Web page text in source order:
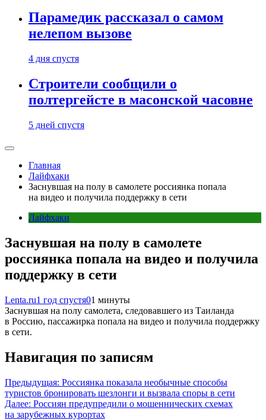
Парамедик рассказал о самом
нелепом вызове
4 дня спустя
Строители сообщили о
полтергейсте в масонской часовне
5 дней спустя
Главная
Лайфхаки
Заснувшая на полу в самолете россиянка попала
на видео и получила поддержку в сети
Лайфхаки
Заснувшая на полу в самолете
россиянка попала на видео и получила
поддержку в сети
Lenta.ru1 год спустя01 минуты
Заснувшая на полу самолета, следовавшего из Таиланда
в Россию, пассажирка попала на видео и получила поддержку
в сети.
Навигация по записям
Предыдущая: Россиянка показала необычные способы
туристов бронировать шезлонги и вызвала споры в сети
Далее: Россиян предупредили о мошеннических схемах
на зарубежных курортах